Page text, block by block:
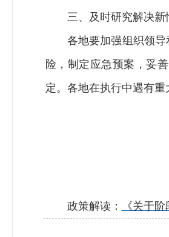
三、及时研究解决新
各地要加强组织领
险，制定应急预案，妥
定。各地在执行中遇有
政策解读： 《关于